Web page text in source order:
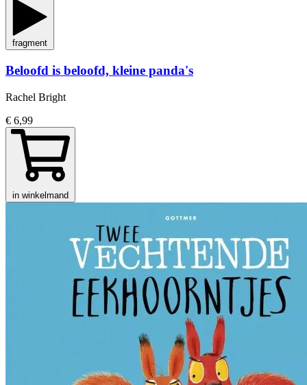
fragment
Beloofd is beloofd, kleine panda's
Rachel Bright
€ 6,99
in winkelmand